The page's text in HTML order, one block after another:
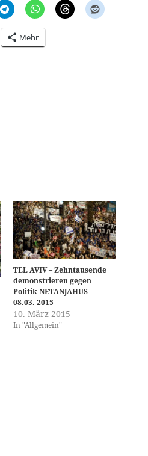
Mehr
TEL AVIV – Zehntausende
demonstrieren gegen
Politik NETANJAHUS –
08.03. 2015
10. März 2015
In "Allgemein"